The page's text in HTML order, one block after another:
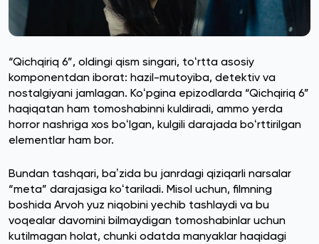
“Qichqiriq 6”, oldingi qism singari, toʻrtta asosiy
komponentdan iborat: hazil-mutoyiba, detektiv va
nostalgiyani jamlagan. Koʻpgina epizodlarda “Qichqiriq 6”
haqiqatan ham tomoshabinni kuldiradi, ammo yerda
horror nashriga xos boʻlgan, kulgili darajada boʻrttirilgan
elementlar ham bor.
Bundan tashqari, baʼzida bu janrdagi qiziqarli narsalar
“meta” darajasiga koʻtariladi. Misol uchun, filmning
boshida Arvoh yuz niqobini yechib tashlaydi va bu
voqealar davomini bilmaydigan tomoshabinlar uchun
kutilmagan holat, chunki odatda manyaklar haqidagi